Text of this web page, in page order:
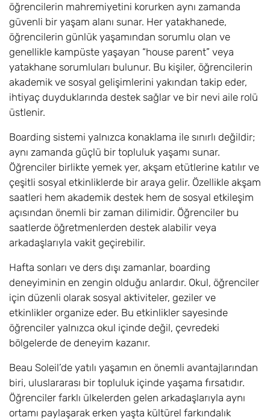
öğrencilerin mahremiyetini korurken aynı zamanda
güvenli bir yaşam alanı sunar. Her yatakhanede,
öğrencilerin günlük yaşamından sorumlu olan ve
genellikle kampüste yaşayan “house parent” veya
yatakhane sorumluları bulunur. Bu kişiler, öğrencilerin
akademik ve sosyal gelişimlerini yakından takip eder,
ihtiyaç duyduklarında destek sağlar ve bir nevi aile rolü
üstlenir.
Boarding sistemi yalnızca konaklama ile sınırlı değildir;
aynı zamanda güçlü bir topluluk yaşamı sunar.
Öğrenciler birlikte yemek yer, akşam etütlerine katılır ve
çeşitli sosyal etkinliklerde bir araya gelir. Özellikle akşam
saatleri hem akademik destek hem de sosyal etkileşim
açısından önemli bir zaman dilimidir. Öğrenciler bu
saatlerde öğretmenlerden destek alabilir veya
arkadaşlarıyla vakit geçirebilir.
Hafta sonları ve ders dışı zamanlar, boarding
deneyiminin en zengin olduğu anlardır. Okul, öğrenciler
için düzenli olarak sosyal aktiviteler, geziler ve
etkinlikler organize eder. Bu etkinlikler sayesinde
öğrenciler yalnızca okul içinde değil, çevredeki
bölgelerde de deneyim kazanır.
Beau Soleil’de yatılı yaşamın en önemli avantajlarından
biri, uluslararası bir topluluk içinde yaşama fırsatıdır.
Öğrenciler farklı ülkelerden gelen arkadaşlarıyla aynı
ortamı paylaşarak erken yaşta kültürel farkındalık